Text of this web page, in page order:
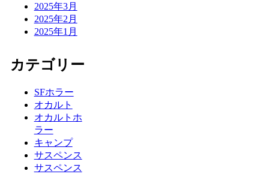
2025年3月
2025年2月
2025年1月
カテゴリー
SFホラー
オカルト
オカルトホ
ラー
キャンプ
サスペンス
サスペンス